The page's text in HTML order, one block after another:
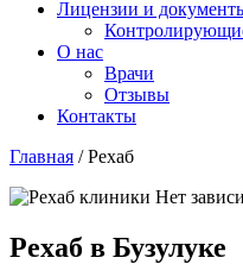
Лицензии и
О нас
Врачи
Отзывы
Контакты
Главная /Рехаб
Рехаб в Бузулуке